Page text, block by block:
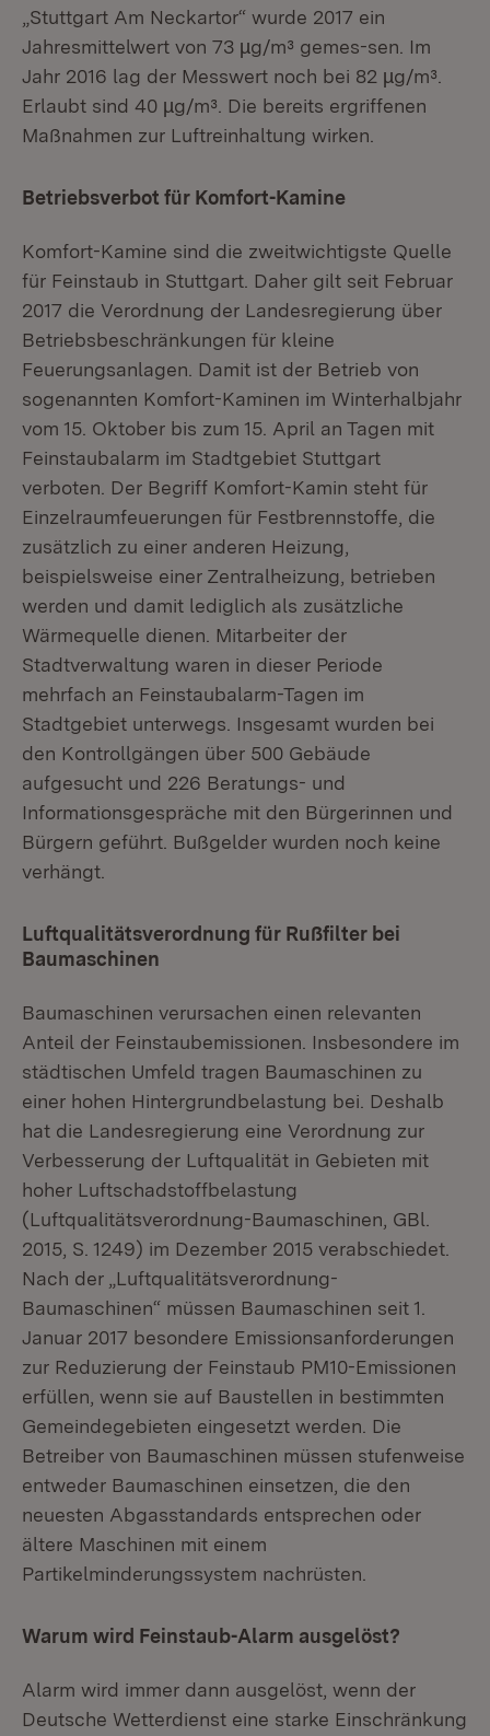
„Stuttgart Am Neckartor“ wurde 2017 ein
Jahresmittelwert von 73 µg/m³ gemes-sen. Im
Jahr 2016 lag der Messwert noch bei 82 µg/m³.
Erlaubt sind 40 µg/m³. Die bereits ergriffenen
Maßnahmen zur Luftreinhaltung wirken.
Betriebsverbot für Komfort-Kamine
Komfort-Kamine sind die zweitwichtigste Quelle
für Feinstaub in Stuttgart. Daher gilt seit Februar
2017 die Verordnung der Landesregierung über
Betriebsbeschränkungen für kleine
Feuerungsanlagen. Damit ist der Betrieb von
sogenannten Komfort-Kaminen im Winterhalbjahr
vom 15. Oktober bis zum 15. April an Tagen mit
Feinstaubalarm im Stadtgebiet Stuttgart
verboten. Der Begriff Komfort-Kamin steht für
Einzelraumfeuerungen für Festbrennstoffe, die
zusätzlich zu einer anderen Heizung,
beispielsweise einer Zentralheizung, betrieben
werden und damit lediglich als zusätzliche
Wärmequelle dienen. Mitarbeiter der
Stadtverwaltung waren in dieser Periode
mehrfach an Feinstaubalarm-Tagen im
Stadtgebiet unterwegs. Insgesamt wurden bei
den Kontrollgängen über 500 Gebäude
aufgesucht und 226 Beratungs- und
Informationsgespräche mit den Bürgerinnen und
Bürgern geführt. Bußgelder wurden noch keine
verhängt.
Luftqualitätsverordnung für Rußfilter bei
Baumaschinen
Baumaschinen verursachen einen relevanten
Anteil der Feinstaubemissionen. Insbesondere im
städtischen Umfeld tragen Baumaschinen zu
einer hohen Hintergrundbelastung bei. Deshalb
hat die Landesregierung eine Verordnung zur
Verbesserung der Luftqualität in Gebieten mit
hoher Luftschadstoffbelastung
(Luftqualitätsverordnung-Baumaschinen, GBl.
2015, S. 1249) im Dezember 2015 verabschiedet.
Nach der „Luftqualitätsverordnung-
Baumaschinen“ müssen Baumaschinen seit 1.
Januar 2017 besondere Emissionsanforderungen
zur Reduzierung der Feinstaub PM10-Emissionen
erfüllen, wenn sie auf Baustellen in bestimmten
Gemeindegebieten eingesetzt werden. Die
Betreiber von Baumaschinen müssen stufenweise
entweder Baumaschinen einsetzen, die den
neuesten Abgasstandards entsprechen oder
ältere Maschinen mit einem
Partikelminderungssystem nachrüsten.
Warum wird Feinstaub-Alarm ausgelöst?
Alarm wird immer dann ausgelöst, wenn der
Deutsche Wetterdienst eine starke Einschränkung